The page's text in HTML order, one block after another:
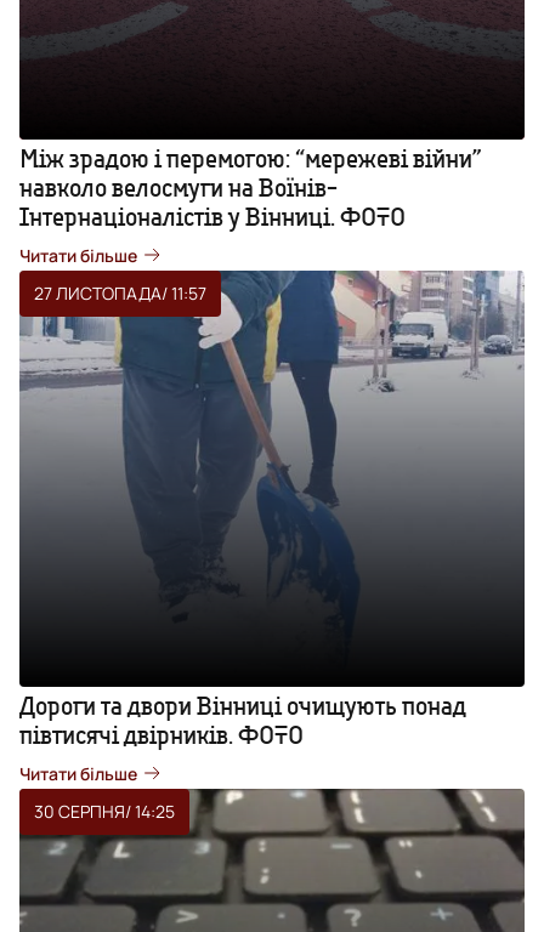
Між зрадою і перемогою: “мережеві війни”
навколо велосмуги на Воїнів-
Інтернаціоналістів у Вінниці. ФОТО
Читати більше
27 ЛИСТОПАДА/ 11:57
Дороги та двори Вінниці очищують понад
півтисячі двірників. ФОТО
Читати більше
30 СЕРПНЯ/ 14:25